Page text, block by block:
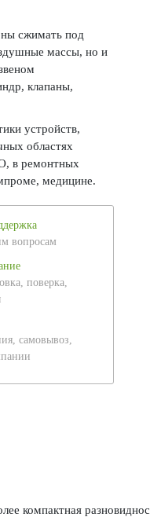
сжимать под
массы, но и
клапаны,
устройств,
областях
в ремонтных
медицине.
вопросам
поверка,
самовывоз,
компактная